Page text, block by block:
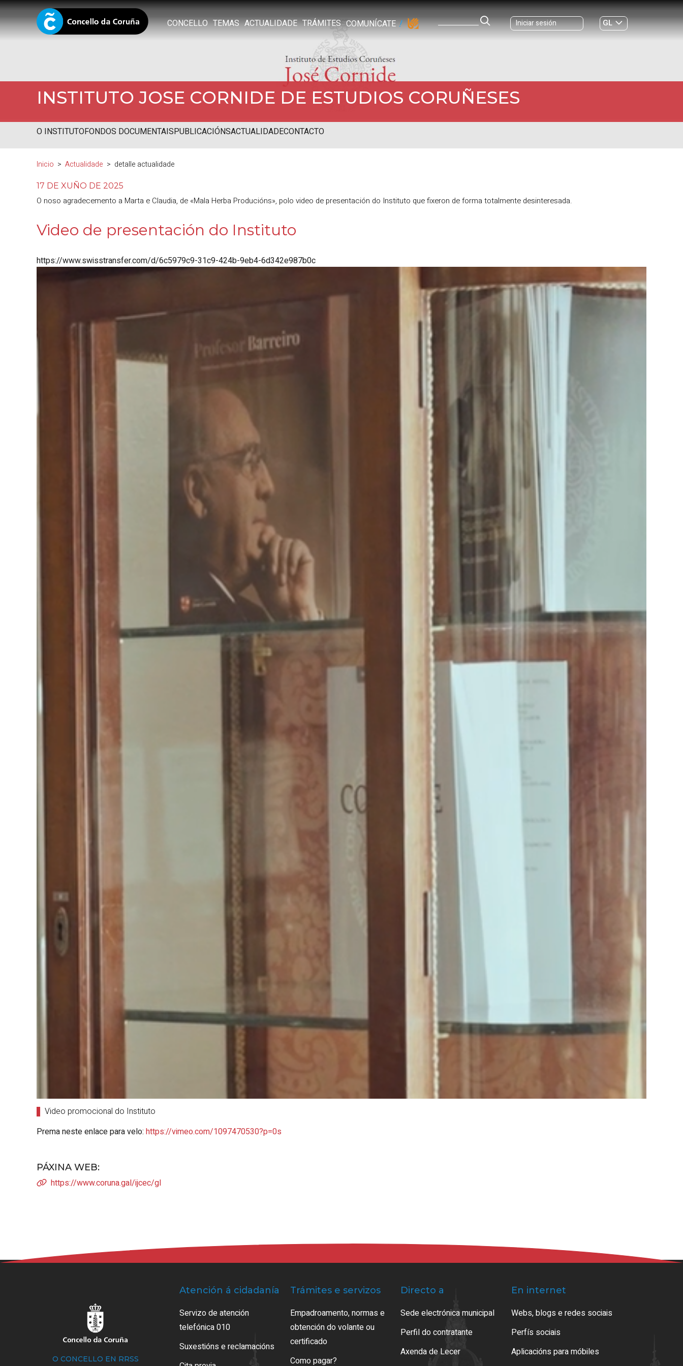
CONCELLO TEMAS ACTUALIDADE TRÁMITES COMUNÍCATE Iniciar sesión
GL
ES|
INSTITUTO JOSE CORNIDE DE ESTUDIOS CORUÑESES
O INSTITUTOFONDOS DOCUMENTAISPUBLICACIÓNSACTUALIDADECONTACTO
Inicio Actualidade detalle actualidade
17 DE XUÑO DE 2025
O noso agradecemento a Marta e Claudia, de «Mala Herba Producións», polo video de presentación do Instituto que fixeron de forma totalmente desinteresada.
Video de presentación do Instituto
https://www.swisstransfer.com/d/6c5979c9-31c9-424b-9eb4-6d342e987b0c
Video promocional do Instituto
Prema neste enlace para velo: https://vimeo.com/1097470530?p=0s
PÁXINA WEB:
https://www.coruna.gal/ijcec/gl
O CONCELLO EN RRSS
Atención á cidadanía
Servizo de atención
telefónica 010
Suxestións e reclamacións
Trámites e servizos
Empadroamento, normas e
obtención do volante ou
certificado
Como pagar?
Directo a
Sede electrónica municipal
Perfil do contratante
Axenda de Lecer
En internet
Webs, blogs e redes sociais
Perfís sociais
Aplicacións para móbiles